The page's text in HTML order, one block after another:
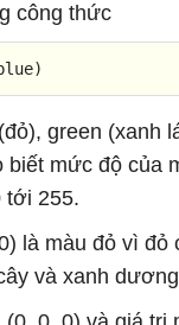
công thức
green (xanh
mức độ của
tới 255.
là màu đỏ vì đỏ
và xanh